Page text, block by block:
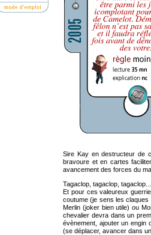
Sire Kay en destructeur de
bravoure et en cartes
avancement des forces du
Tagaclop, tagaclop, tagaclop...
Et pour ces valeureux
coutume (je sens les
Merlin (joker bien utile) ou
chevalier devra dans un
évènement, ajouter un engin
(se déplacer, avancer dans